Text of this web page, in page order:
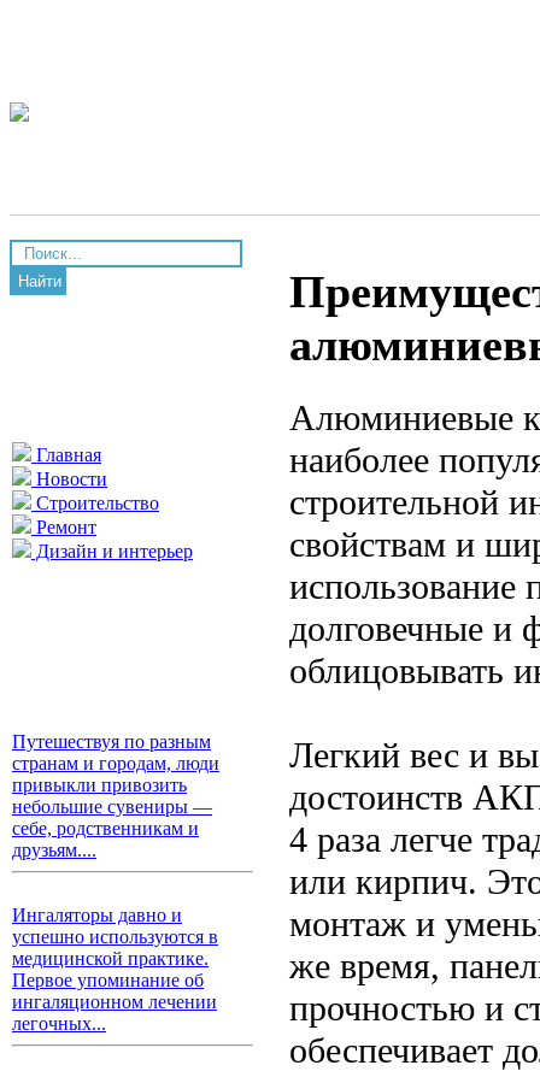
Найти
Главная
Новости
Строительство
Ремонт
Дизайн и интерьер
Путешествуя по разным
странам и городам, люди
привыкли привозить
небольшие сувениры —
себе, родственникам и
друзьям....
Ингаляторы давно и
успешно используются в
медицинской практике.
Первое упоминание об
ингаляционном лечении
легочных...
Алюминиевые
наиболее
строительной
свойствам и
использование
долговечные и
облицовывать
Легкий вес и
достоинств
4 раза легче
или кирпич.
монтаж и
же время,
прочностью и
обеспечивает